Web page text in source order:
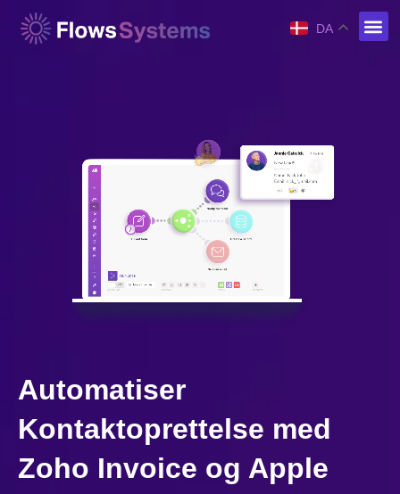
DA
Automatiser
Kontaktoprettelse med
Zoho Invoice og Apple